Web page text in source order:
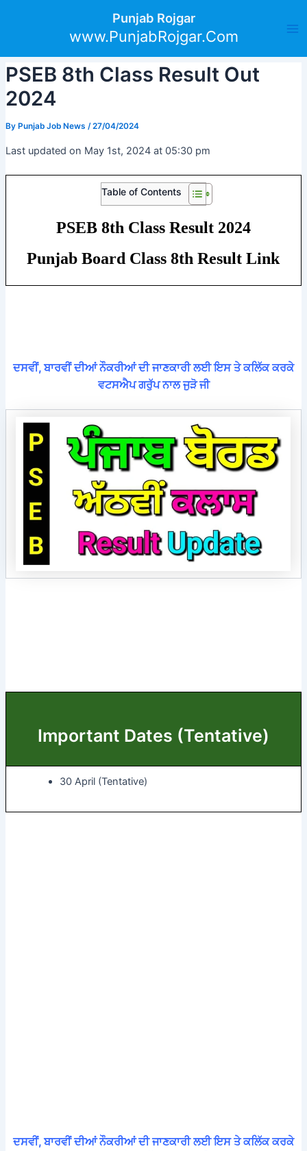
Punjab Rojgar
www.PunjabRojgar.Com
PSEB 8th Class Result Out
2024
By Punjab Job News /27/04/2024
Last updated on May 1st, 2024 at 05:30 pm
Table of Contents
PSEB 8th Class Result 2024
Punjab Board Class 8th Result Link
ਦਸਵੀਂ, ਬਾਰਵੀਂ ਦੀਆਂ ਨੌਕਰੀਆਂ ਦੀ ਜਾਣਕਾਰੀ ਲਈ ਇਸ ਤੇ ਕਲਿੱਕ ਕਰਕੇ
ਵਟਸਐਪ ਗਰੁੱਪ ਨਾਲ ਜੁੜੋ ਜੀ
Important Dates (Tentative)
30 April (Tentative)
ਦਸਵੀਂ, ਬਾਰਵੀਂ ਦੀਆਂ ਨੌਕਰੀਆਂ ਦੀ ਜਾਣਕਾਰੀ ਲਈ ਇਸ ਤੇ ਕਲਿੱਕ ਕਰਕੇ